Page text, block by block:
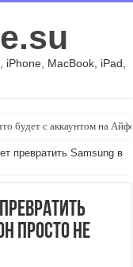
iPhone, MacBook, iPad,
будет с аккаунтом на
и видео в
превратить Samsung в
просто не